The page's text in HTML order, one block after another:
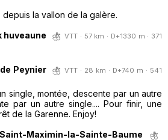
la vallon de la galère.
VTT · 57 km · D+1330 m · 371
Peynier
VTT · 28 km · D+740 m · 541
single, montée, descente par un autre
par un autre single.... Pour finir, une
de la Garenne. Enjoy!
Maximin-la-Sainte-Baume